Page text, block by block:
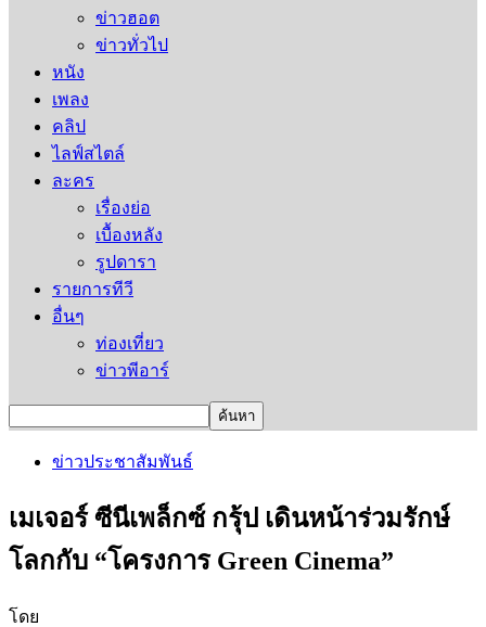
ข่าวฮอต
ข่าวทั่วไป
หนัง
เพลง
คลิป
ไลฟ์สไตล์
ละคร
เรื่องย่อ
เบื้องหลัง
รูปดารา
รายการทีวี
อื่นๆ
ท่องเที่ยว
ข่าวพีอาร์
ข่าวประชาสัมพันธ์
เมเจอร์ ซีนีเพล็กซ์ กรุ้ป เดินหน้าร่วมรักษ์
โลกกับ “โครงการ Green Cinema”
โดย